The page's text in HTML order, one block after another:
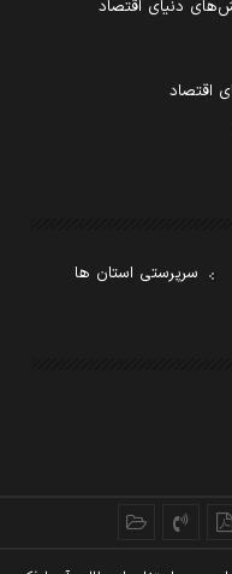
دنیای اقتصاد
اقتصاد
سرپرستی استان ها